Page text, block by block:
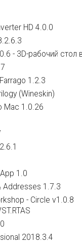
HD 4.0.0
- 3D-рабочий стол
1.2.3
(Wineskin)
Mac 1.0.26
1.0
Addresses 1.7.3
- Circle v1.0.8
2018.3.4